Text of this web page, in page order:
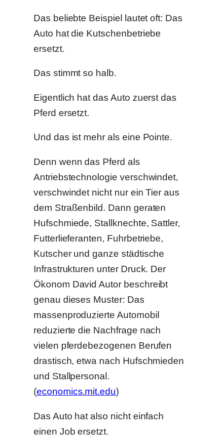
Das beliebte Beispiel lautet oft: Das
Auto hat die Kutschenbetriebe
ersetzt.
Das stimmt so halb.
Eigentlich hat das Auto zuerst das
Pferd ersetzt.
Und das ist mehr als eine Pointe.
Denn wenn das Pferd als
Antriebstechnologie verschwindet,
verschwindet nicht nur ein Tier aus
dem Straßenbild. Dann geraten
Hufschmiede, Stallknechte, Sattler,
Futterlieferanten, Fuhrbetriebe,
Kutscher und ganze städtische
Infrastrukturen unter Druck. Der
Ökonom David Autor beschreibt
genau dieses Muster: Das
massenproduzierte Automobil
reduzierte die Nachfrage nach
vielen pferdebezogenen Berufen
drastisch, etwa nach Hufschmieden
und Stallpersonal.
(economics.mit.edu)
Das Auto hat also nicht einfach
einen Job ersetzt.